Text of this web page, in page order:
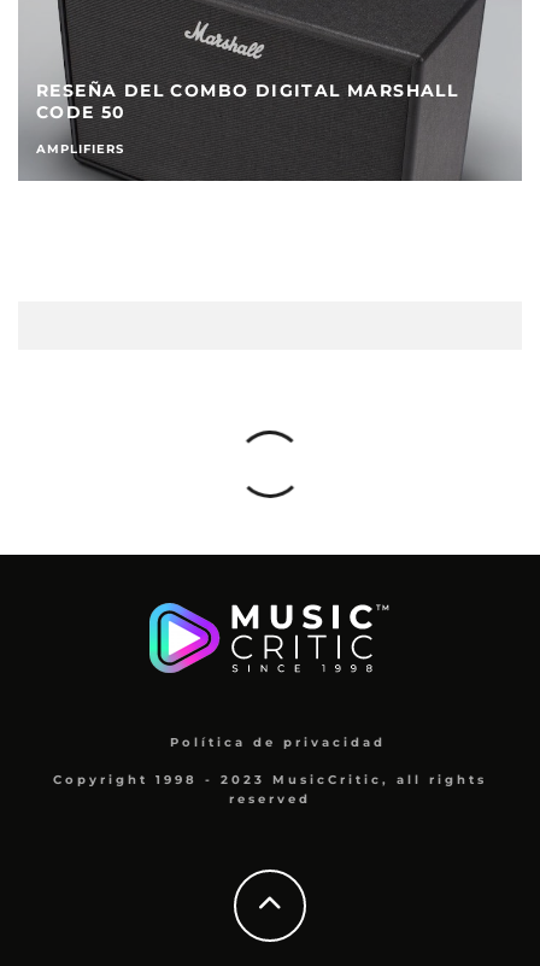
RESEÑA DEL COMBO DIGITAL MARSHALL
CODE 50
AMPLIFIERS
Política de privacidad
Copyright 1998 - 2023 MusicCritic, all rights
reserved